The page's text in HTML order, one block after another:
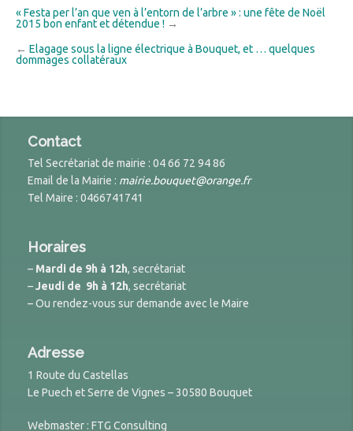
« Festa per l’an que ven à l’entorn de l’arbre » : une fête de Noël
2015 bon enfant et détendue ! →
← Elagage sous la ligne électrique à Bouquet, et … quelques
dommages collatéraux
Contact
Tel Secrétariat de mairie : 04 66 72 94 86
Email de la Mairie : mairie.bouquet@orange.fr
Tel Maire : 0466741741
Horaires
– Mardi de 9h à 12h, secrétariat
–Jeudi de 9h à 12h, secrétariat
– Ou rendez-vous sur demande avec le Maire
Adresse
1 Route du Castellas
Le Puech et Serre de Vignes – 30580 Bouquet
Webmaster : FTG Consulting